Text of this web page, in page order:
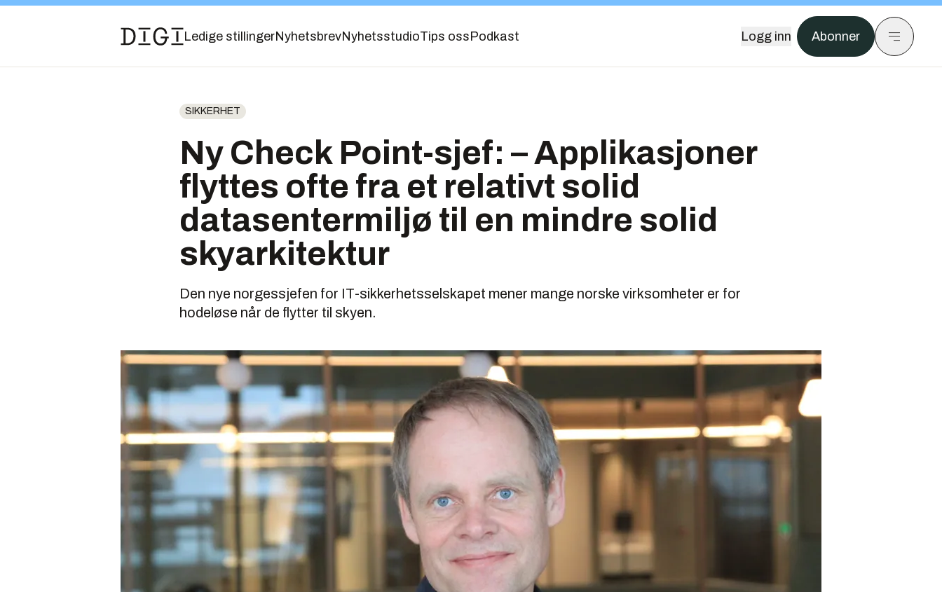
Ledige stillingerNyhetsbrevNyhetsstudioTips oss Podkast Logg inn Abonner
SIKKERHET
Ny Check Point-sjef: – Applikasjoner
flyttes ofte fra et relativt solid
datasentermiljø til en mindre solid
skyarkitektur
Den nye norgessjefen for IT-sikkerhetsselskapet mener mange norske virksomheter er for
hodeløse når de flytter til skyen.